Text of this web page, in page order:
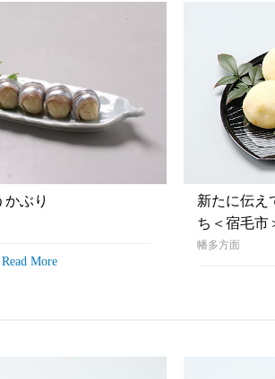
かぶり
Read More
新たに伝え
ち＜宿毛市
幡多方面